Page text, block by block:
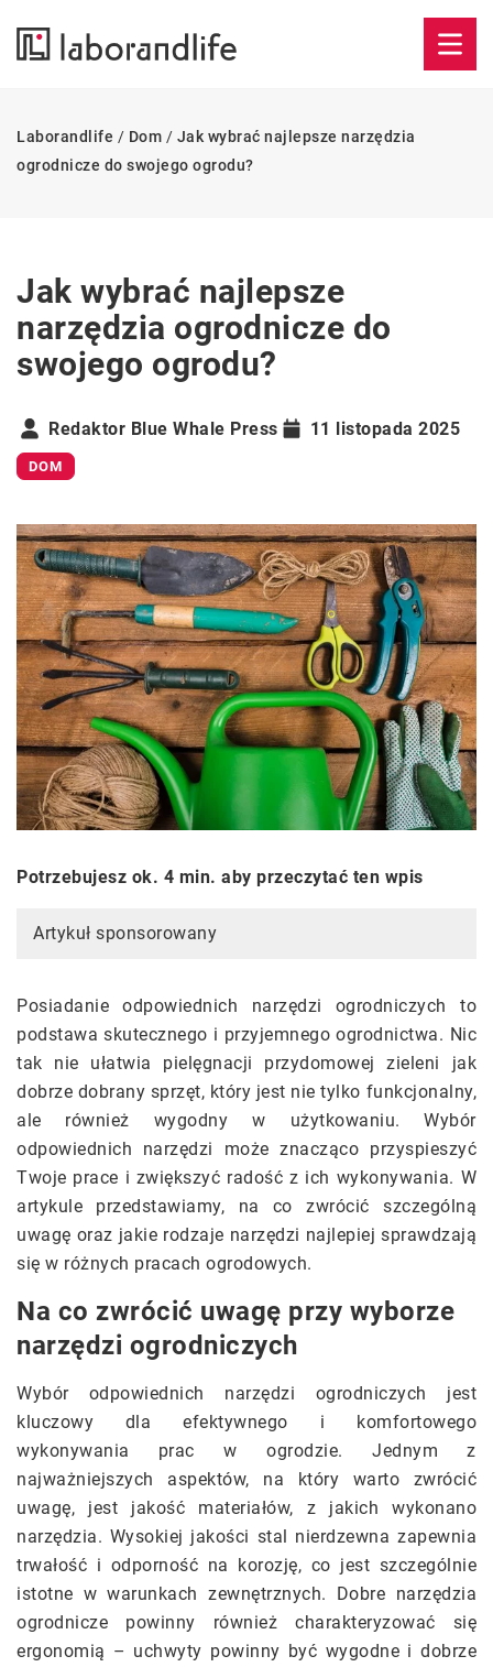
Laborandlife / Dom / Jak wybrać najlepsze narzędzia
ogrodnicze do swojego ogrodu?
Jak wybrać najlepsze
narzędzia ogrodnicze do
swojego ogrodu?
Redaktor Blue Whale Press 11 listopada 2025
DOM
Potrzebujesz ok. 4 min. aby przeczytać ten wpis
Artykuł sponsorowany
Posiadanie odpowiednich narzędzi ogrodniczych to
podstawa skutecznego i przyjemnego ogrodnictwa. Nic
tak nie ułatwia pielęgnacji przydomowej zieleni jak
dobrze dobrany sprzęt, który jest nie tylko funkcjonalny,
ale również wygodny w użytkowaniu. Wybór
odpowiednich narzędzi może znacząco przyspieszyć
Twoje prace i zwiększyć radość z ich wykonywania. W
artykule przedstawiamy, na co zwrócić szczególną
uwagę oraz jakie rodzaje narzędzi najlepiej sprawdzają
się w różnych pracach ogrodowych.
Na co zwrócić uwagę przy wyborze
narzędzi ogrodniczych
Wybór odpowiednich narzędzi ogrodniczych jest
kluczowy dla efektywnego i komfortowego
wykonywania prac w ogrodzie. Jednym z
najważniejszych aspektów, na który warto zwrócić
uwagę, jest jakość materiałów, z jakich wykonano
narzędzia. Wysokiej jakości stal nierdzewna zapewnia
trwałość i odporność na korozję, co jest szczególnie
istotne w warunkach zewnętrznych. Dobre narzędzia
ogrodnicze powinny również charakteryzować się
ergonomią – uchwyty powinny być wygodne i dobrze